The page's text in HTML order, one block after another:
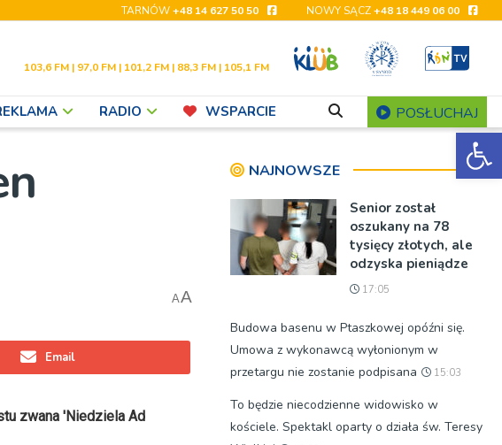
TARNÓW+48 14 627 50 50 NOWY SĄCZ+48 18 449 06 00
103,6 FM | 97,0 FM | 101,2 FM | 88,3 FM | 105,1 FM
RADIO WSPARCIE POSŁUCHAJ
AA
Email
zwana 'Niedziela Ad
NAJNOWSZE
Senior został
oszukany na 78
tysięcy złotych, ale
odzyska pieniądze
17:05
Budowa basenu w Ptaszkowej opóźni się.
Umowa z wykonawcą wyłonionym w
przetargu nie zostanie podpisana
15:03
To będzie niecodzienne widowisko w
kościele. Spektakl oparty o działa św. Teresy